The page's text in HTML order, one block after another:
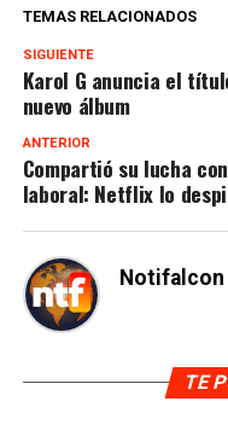
TEMAS RELACIONADOS
SIGUIENTE
Karol G anuncia el
nuevo álbum
ANTERIOR
Compartió su lucha
laboral: Netflix lo
Notifalcon
TE